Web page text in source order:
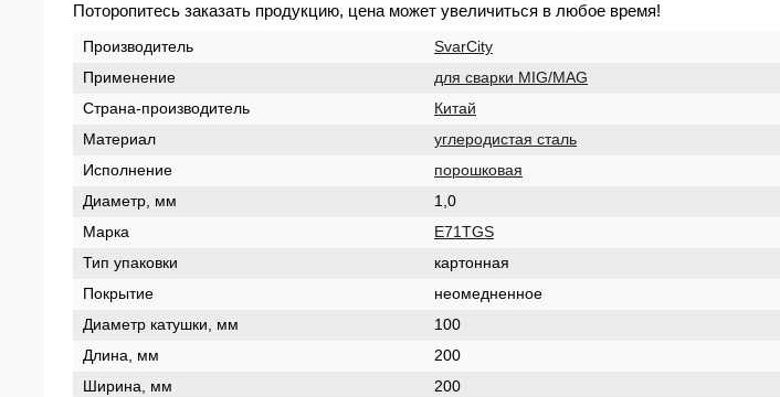
Поторопитесь заказать продукцию, цена может увеличиться в любое время!
Производитель
SvarCity
Применение
для сварки MIG/MAG
Страна-производитель
Китай
Материал
углеродистая сталь
Исполнение
порошковая
Диаметр, мм
1,0
Марка
E71ТGS
Тип упаковки
картонная
Покрытие
неомедненное
Диаметр катушки, мм
100
Длина, мм
200
Ширина, мм
200